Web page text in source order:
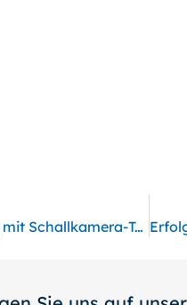
Unsichtbares sichtbar machen: Leckageprüfung mit Schallkamera-Technologie